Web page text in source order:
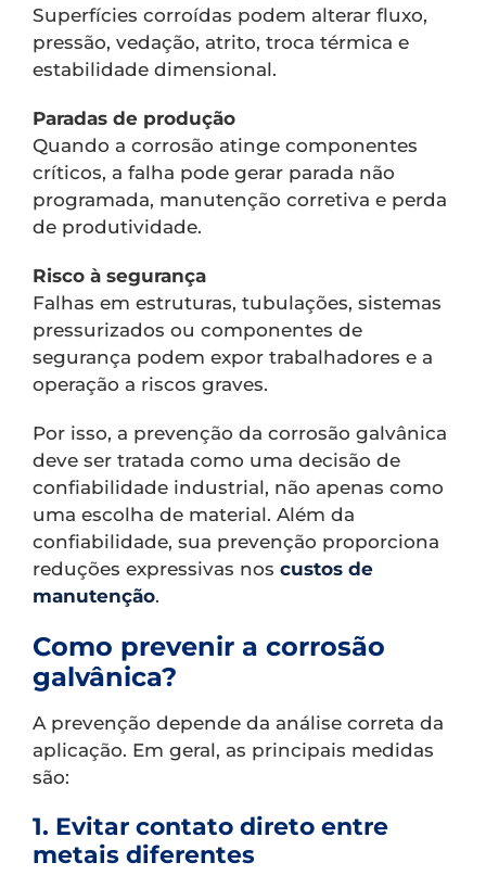
Superfícies corroídas podem alterar fluxo,
pressão, vedação, atrito, troca térmica e
estabilidade dimensional.
Paradas de produção
Quando a corrosão atinge componentes
críticos, a falha pode gerar parada não
programada, manutenção corretiva e perda
de produtividade.
Risco à segurança
Falhas em estruturas, tubulações, sistemas
pressurizados ou componentes de
segurança podem expor trabalhadores e a
operação a riscos graves.
Por isso, a prevenção da corrosão galvânica
deve ser tratada como uma decisão de
confiabilidade industrial, não apenas como
uma escolha de material. Além da
confiabilidade, sua prevenção proporciona
reduções expressivas nos custos de
manutenção.
Como prevenir a corrosão
galvânica?
A prevenção depende da análise correta da
aplicação. Em geral, as principais medidas
são:
1. Evitar contato direto entre
metais diferentes